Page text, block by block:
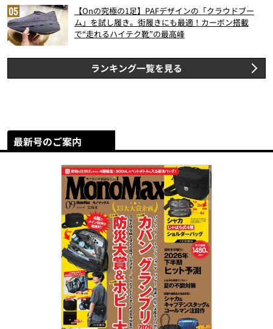
【Onの究極の1足】PAFデザインの「クラウドブー
ム」を試し履き。街履きにも最適！カーボン搭載
で“走れるハイテク靴”の最高峰
ランキング一覧を見る
最新号のご案内